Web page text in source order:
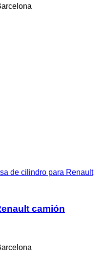
de cilindro para Renault
camión